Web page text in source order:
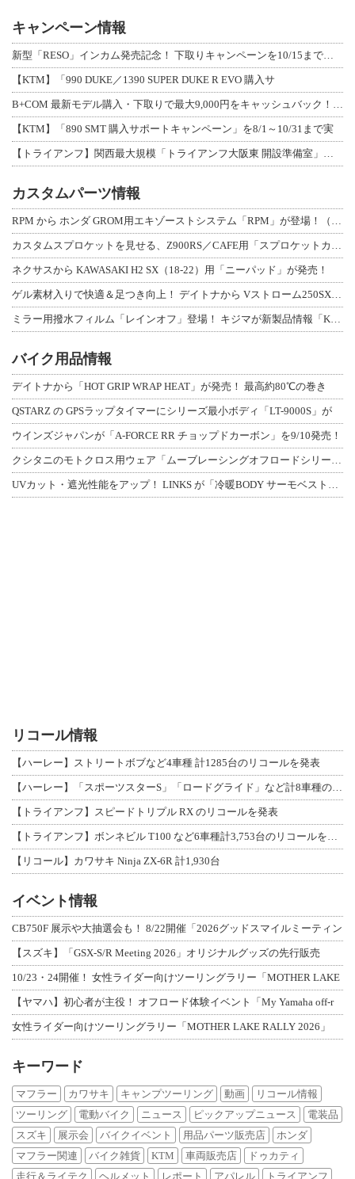
キャンペーン情報
【KTM】「990 DUKE／1390 SUPER DUKE R EVO 購入サ
【KTM】「890 SMT 購入サポートキャンペーン」を8/1～10/31まで実
カスタムパーツ情報
ネクサスから KAWASAKI H2 SX（18-22）用「ニーパッド」が発売！
バイク用品情報
デイトナから「HOT GRIP WRAP HEAT」が発売！ 最高約80℃の巻き
QSTARZ の GPSラップタイマーにシリーズ最小ボディ「LT-9000S」が
ウインズジャパンが「A-FORCE RR チョップドカーボン」を9/10発売！
リコール情報
【ハーレー】ストリートボブなど4車種 計1285台のリコールを発表
【トライアンフ】スピードトリプル RX のリコールを発表
【リコール】カワサキ Ninja ZX-6R 計1,930台
イベント情報
CB750F 展示や大抽選会も！ 8/22開催「2026グッドスマイルミーティン
【スズキ】「GSX-S/R Meeting 2026」オリジナルグッズの先行販売
10/23・24開催！ 女性ライダー向けツーリングラリー「MOTHER LAKE
【ヤマハ】初心者が主役！ オフロード体験イベント「My Yamaha off-r
女性ライダー向けツーリングラリー「MOTHER LAKE RALLY 2026」
キーワード
マフラー カワサキ キャンプツーリング 動画
リコール情報
ツーリング
電動バイク ニュース ピックアップニュース
電装品
スズキ
展示会 バイクイベント 用品パーツ販売店
ホンダ
マフラー関連
バイク雑貨 KTM 車両販売店
ドゥカティ
走行＆ライテク
ヘルメット レポート アパレル トライアンフ